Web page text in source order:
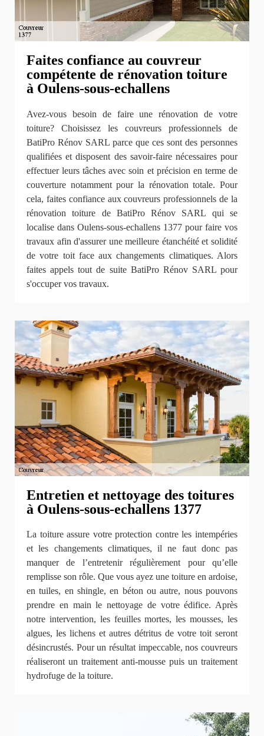
Faites confiance au couvreur
compétente de rénovation toiture
à Oulens-sous-echallens
Avez-vous besoin de faire une rénovation de votre
toiture? Choisissez les couvreurs professionnels de
BatiPro Rénov SARL parce que ces sont des personnes
qualifiées et disposent des savoir-faire nécessaires pour
effectuer leurs tâches avec soin et précision en terme de
couverture notamment pour la rénovation totale. Pour
cela, faites confiance aux couvreurs professionnels de la
rénovation toiture de BatiPro Rénov SARL qui se
localise dans Oulens-sous-echallens 1377 pour faire vos
travaux afin d'assurer une meilleure étanchéité et solidité
de votre toit face aux changements climatiques. Alors
faites appels tout de suite BatiPro Rénov SARL pour
s'occuper vos travaux.
Entretien et nettoyage des toitures
à Oulens-sous-echallens 1377
La toiture assure votre protection contre les intempéries
et les changements climatiques, il ne faut donc pas
manquer de l’entretenir régulièrement pour qu’elle
remplisse son rôle. Que vous ayez une toiture en ardoise,
en tuiles, en shingle, en béton ou autre, nous pouvons
prendre en main le nettoyage de votre édifice. Après
notre intervention, les feuilles mortes, les mousses, les
algues, les lichens et autres détritus de votre toit seront
désincrustés. Pour un résultat impeccable, nos couvreurs
réaliseront un traitement anti-mousse puis un traitement
hydrofuge de la toiture.